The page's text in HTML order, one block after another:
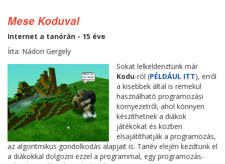
Mese Koduval
Internet a tanórán - 15 éve
Írta: Nádori Gergely
Sokat lelkeldenztünk már
Kodu-ról (PÉLDÁUL ITT), erről
a kisebbek által is remekül
használható programozási
környezetről, ahol könnyen
készíthetnek a diákok
játékokat és közben
elsajátíthatják a programozás,
az algoritmikus gondolkodás alapjait is. Tanév elején kezdtünk el
a diákokkal dolgozni ezzel a programmal, egy programozás-